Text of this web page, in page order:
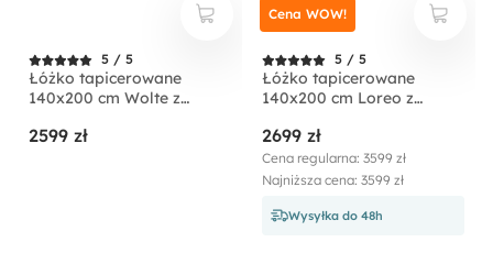
5 / 5
Łóżko tapicerowane
140x200 cm Wolte z
welur
2599 zł
5 / 5
Łóżko tapicerowane
140x200 cm Loreo z
boucle
2699 zł
Cena regularna: 3599 zł
Najniższa cena: 3599 zł
Cena WOW!
Wysyłka do 48h